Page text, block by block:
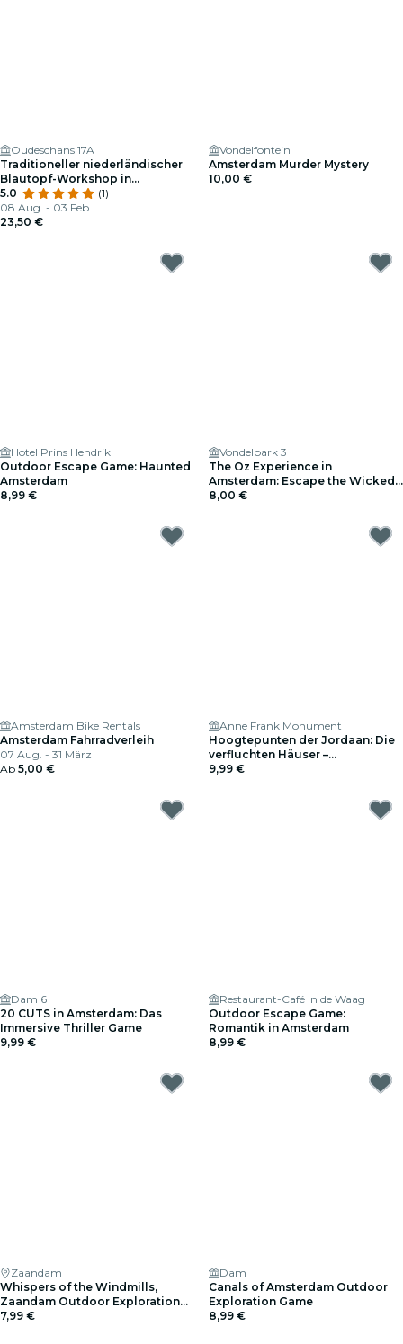
Oudeschans 17A
Traditioneller niederländischer
Blautopf-Workshop in
Amsterdam
5.0
(1)
08 Aug. - 03 Feb.
23,50 €
Vondelfontein
Amsterdam Murder Mystery
10,00 €
Hotel Prins Hendrik
Outdoor Escape Game: Haunted
Amsterdam
8,99 €
Vondelpark 3
The Oz Experience in
Amsterdam: Escape the Wicked
Glitch!
8,00 €
Amsterdam Bike Rentals
Amsterdam Fahrradverleih
07 Aug. - 31 März
Ab 5,00 €
Anne Frank Monument
Hoogtepunten der Jordaan: Die
verfluchten Häuser –
Entdeckungsspiel
9,99 €
Dam 6
20 CUTS in Amsterdam: Das
Immersive Thriller Game
9,99 €
Restaurant-Café In de Waag
Outdoor Escape Game:
Romantik in Amsterdam
8,99 €
Zaandam
Whispers of the Windmills,
Zaandam Outdoor Exploration
Game
7,99 €
Dam
Canals of Amsterdam Outdoor
Exploration Game
8,99 €